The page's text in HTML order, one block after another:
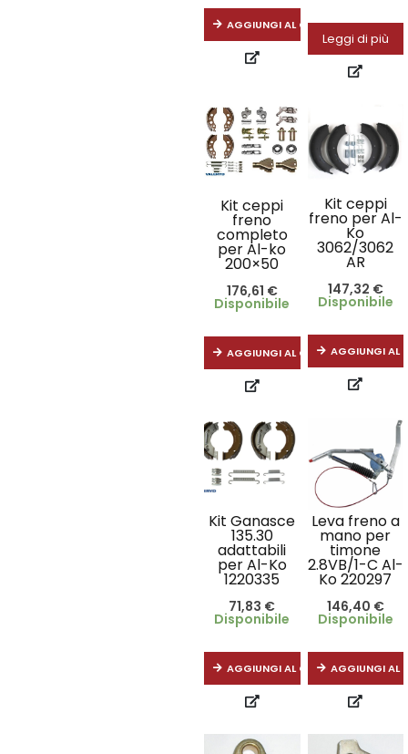
AGGIUNGI AL CARRELLO
Leggi di più
Kit ceppi
freno
completo
per Al-ko
200×50
176,61 €
Disponibile
AGGIUNGI AL CARRELLO
Kit ceppi
freno per Al-
Ko
3062/3062
AR
147,32 €
Disponibile
AGGIUNGI AL
Kit Ganasce
135.30
adattabili
per Al-Ko
1220335
71,83 €
Disponibile
AGGIUNGI AL CARRELLO
Leva freno a
mano per
timone
2.8VB/1-C Al-
Ko 220297
146,40 €
Disponibile
AGGIUNGI AL